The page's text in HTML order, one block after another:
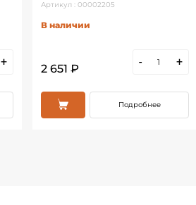
+
Артикул : 00002205
В наличии
2 651 ₽
- +
Подробнее